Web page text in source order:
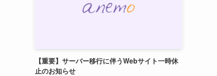
【重要】サーバー移行に伴うWebサイト一時休
止のお知らせ